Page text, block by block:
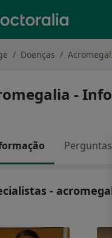
Doenças
-
Perguntas
-